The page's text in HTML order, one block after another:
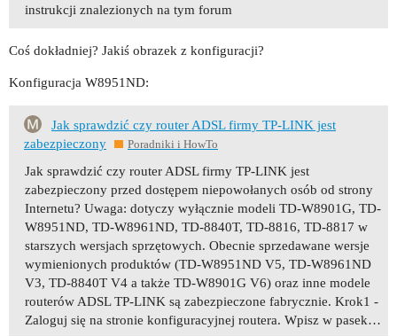
instrukcji znalezionych na tym forum
Coś dokładniej? Jakiś obrazek z konfiguracji?
Konfiguracja W8951ND:
Jak sprawdzić czy router ADSL firmy TP-LINK jest
zabezpieczony
Poradniki i HowTo
Jak sprawdzić czy router ADSL firmy TP-LINK jest
zabezpieczony przed dostępem niepowołanych osób od strony
Internetu? Uwaga: dotyczy wyłącznie modeli TD-W8901G, TD-
W8951ND, TD-W8961ND, TD-8840T, TD-8816, TD-8817 w
starszych wersjach sprzętowych. Obecnie sprzedawane wersje
wymienionych produktów (TD-W8951ND V5, TD-W8961ND
V3, TD-8840T V4 a także TD-W8901G V6) oraz inne modele
routerów ADSL TP-LINK są zabezpieczone fabrycznie. Krok1 -
Zaloguj się na stronie konfiguracyjnej routera. Wpisz w pasek…